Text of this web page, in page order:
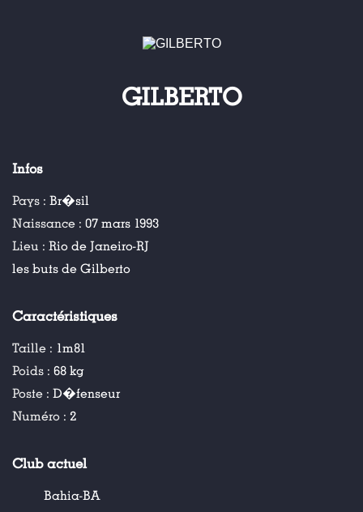
GILBERTO
Infos
Pays : Br�sil
Naissance : 07 mars 1993
Lieu : Rio de Janeiro-RJ
les buts de Gilberto
Caractéristiques
Taille : 1m81
Poids : 68 kg
Poste : D�fenseur
Numéro : 2
Club actuel
Bahia-BA